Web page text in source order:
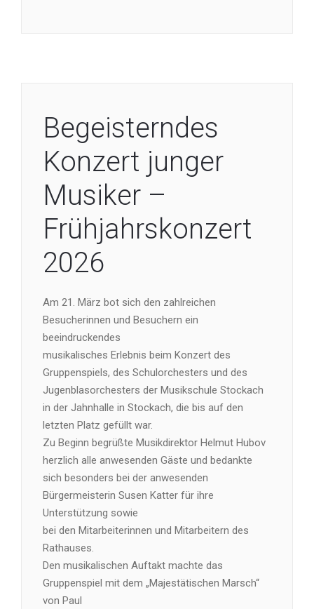
Begeisterndes
Konzert junger
Musiker –
Frühjahrskonzert
2026
Am 21. März bot sich den zahlreichen
Besucherinnen und Besuchern ein
beeindruckendes
musikalisches Erlebnis beim Konzert des
Gruppenspiels, des Schulorchesters und des
Jugenblasorchesters der Musikschule Stockach
in der Jahnhalle in Stockach, die bis auf den
letzten Platz gefüllt war.
Zu Beginn begrüßte Musikdirektor Helmut Hubov
herzlich alle anwesenden Gäste und bedankte
sich besonders bei der anwesenden
Bürgermeisterin Susen Katter für ihre
Unterstützung sowie
bei den Mitarbeiterinnen und Mitarbeitern des
Rathauses.
Den musikalischen Auftakt machte das
Gruppenspiel mit dem „Majestätischen Marsch“
von Paul